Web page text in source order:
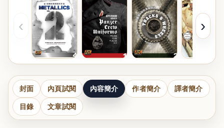
‹ ›
封面 內頁試閱 內容簡介 作者簡介 譯者簡介
目錄 文章試閱